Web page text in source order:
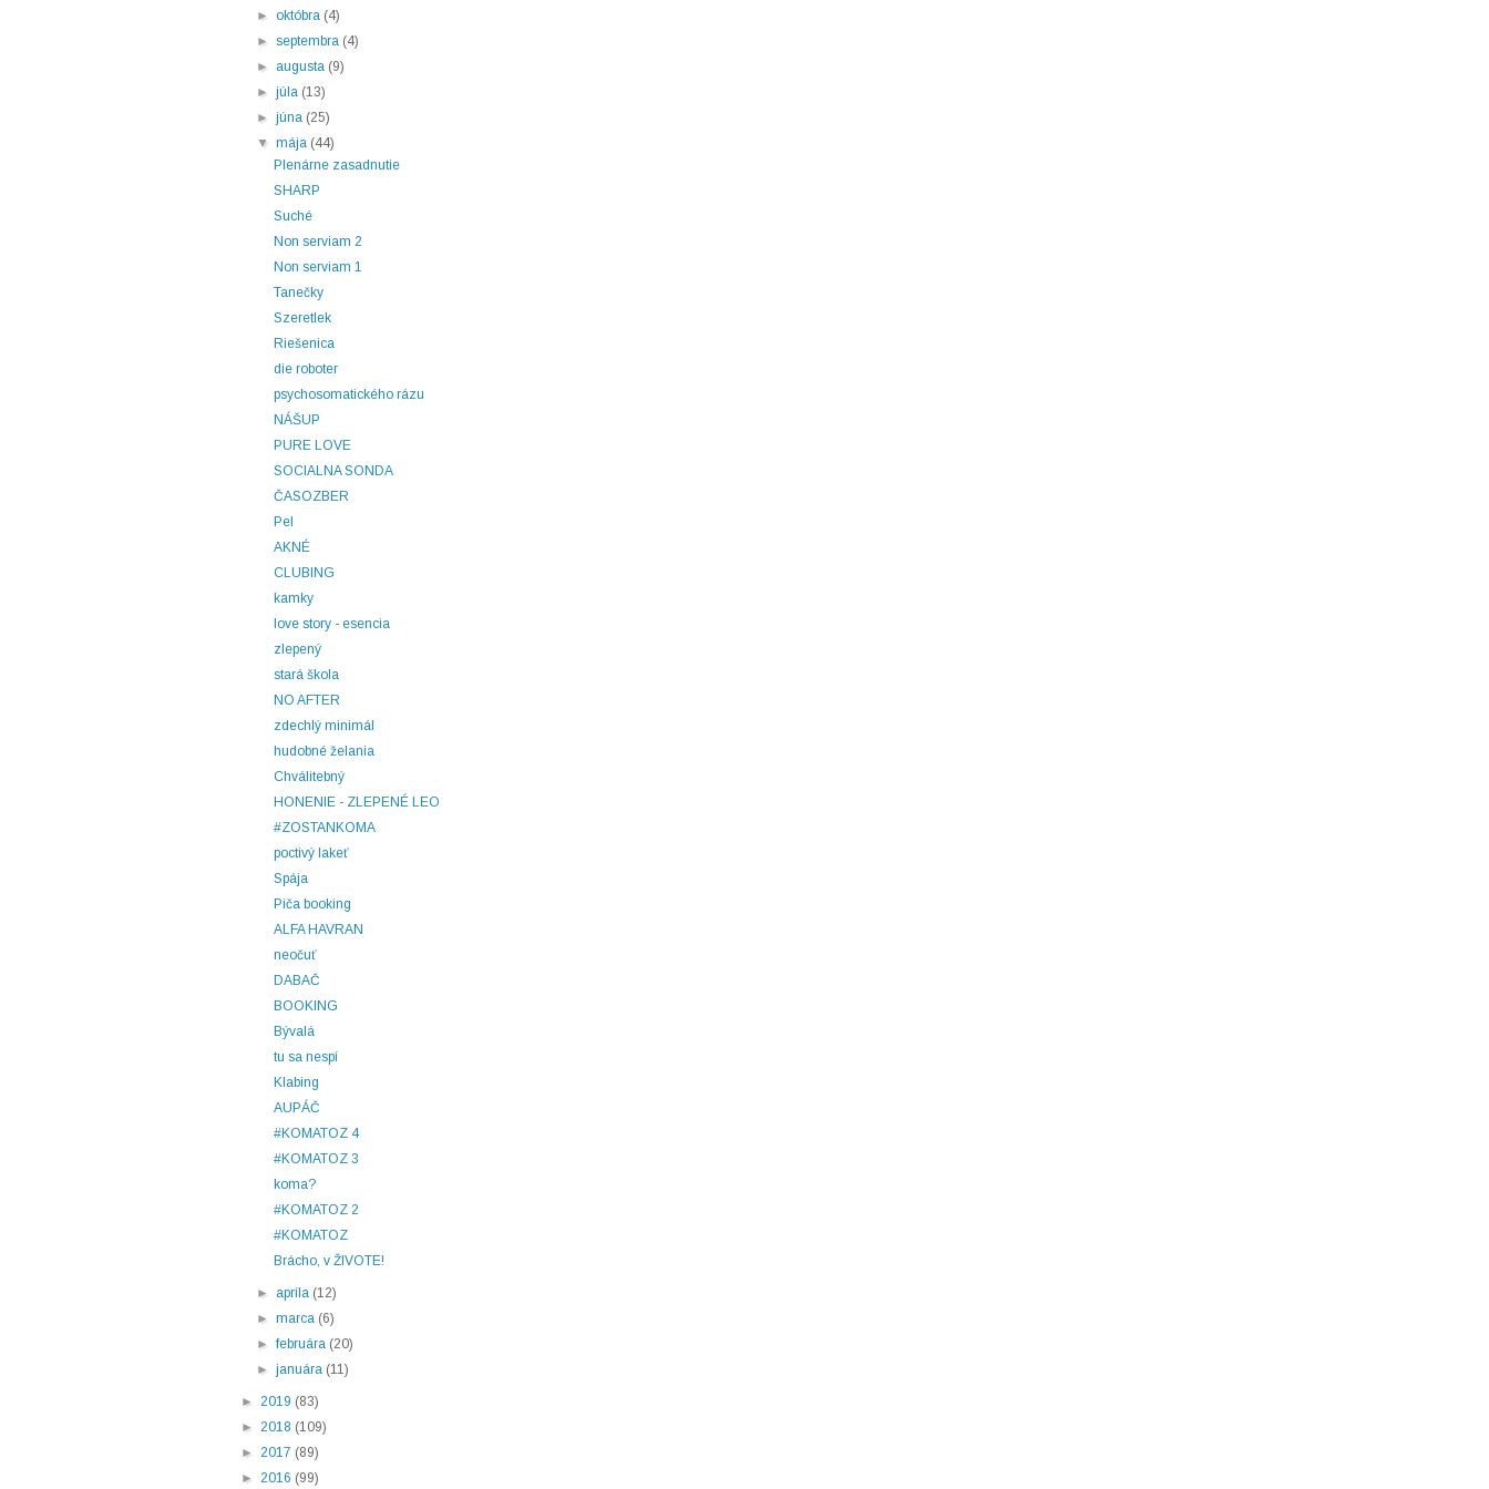
►októbra (4)
►septembra (4)
► augusta (9)
►júla (13)
►júna (25)
▼mája (44)
Plenárne zasadnutie
SHARP
Suché
Non serviam 2
Non serviam 1
Tanečky
Szeretlek
Riešenica
die roboter
psychosomatického rázu
NÁŠUP
PURE LOVE
SOCIALNA SONDA
ČASOZBER
Pel
AKNÉ
CLUBING
kamky
love story - esencia
zlepený
stará škola
NO AFTER
zdechlý minimál
hudobné želania
Chválitebný
HONENIE - ZLEPENÉ LEO
#ZOSTANKOMA
poctivý lakeť
Spája
Piča booking
ALFA HAVRAN
neočuť
DABAČ
BOOKING
Bývalá
tu sa nespí
Klabing
AUPÁČ
#KOMATOZ 4
#KOMATOZ 3
koma?
#KOMATOZ 2
#KOMATOZ
Brácho, v ŽIVOTE!
► apríla (12)
►marca (6)
►februára (20)
►januára (11)
► 2019 (83)
► 2018 (109)
► 2017 (89)
► 2016 (99)